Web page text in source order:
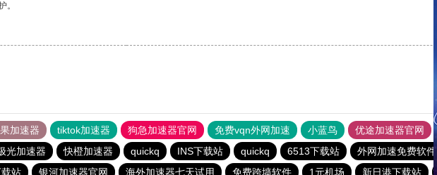
。
加速器 tiktok加速器 狗急加速器官网 免费vqn外网加速 小蓝鸟 优途加速器官网
光加速器 快橙加速器 quickq INS下载站 quickq 6513下载站 外网加速免费软件
站 银河加速器官网 海外加速器七天试用 免费跨墙软件 1元机场 新日港下载站